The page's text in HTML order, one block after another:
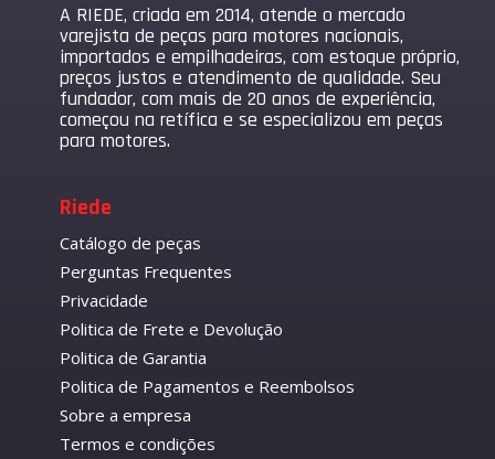
A RIEDE, criada em 2014, atende o mercado
varejista de peças para motores nacionais,
importados e empilhadeiras, com estoque próprio,
preços justos e atendimento de qualidade. Seu
fundador, com mais de 20 anos de experiência,
começou na retífica e se especializou em peças
para motores.
Riede
Catálogo de peças
Perguntas Frequentes
Privacidade
Politica de Frete e Devolução
Politica de Garantia
Politica de Pagamentos e Reembolsos
Sobre a empresa
Termos e condições